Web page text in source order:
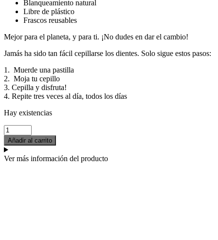
Blanqueamiento natural
Libre de plástico
Frascos reusables
Mejor para el planeta, y para ti. ¡No dudes en dar el cambio!
Jamás ha sido tan fácil cepillarse los dientes. Solo sigue estos pasos:
1. Muerde una pastilla
2. Moja tu cepillo
3. Cepilla y disfruta!
4. Repite tres veces al día, todos los días
Hay existencias
Añadir al carrito
Ver más información del producto